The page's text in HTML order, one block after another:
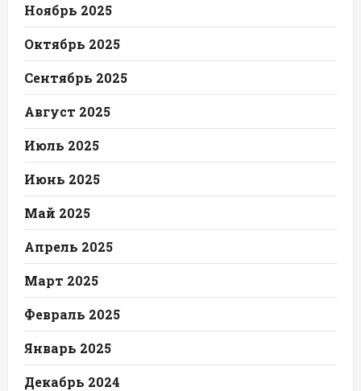
Ноябрь 2025
Октябрь 2025
Сентябрь 2025
Август 2025
Июль 2025
Июнь 2025
Май 2025
Апрель 2025
Март 2025
Февраль 2025
Январь 2025
Декабрь 2024